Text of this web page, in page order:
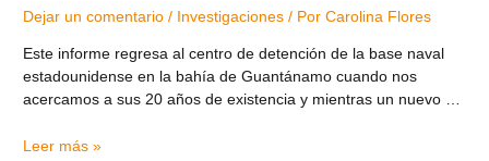
Dejar un comentario / Investigaciones / PorCarolina Flores
Este informe regresa al centro de detención de la base naval
estadounidense en la bahía de Guantánamo cuando nos
acercamos a sus 20 años de existencia y mientras un nuevo …
Leer más »